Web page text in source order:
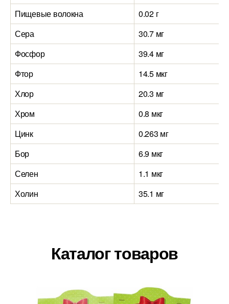
Пищевые волокна
0.02 г
Сера
30.7 мг
Фосфор
39.4 мг
Фтор
14.5 мкг
Хлор
20.3 мг
Хром
0.8 мкг
Цинк
0.263 мг
Бор
6.9 мкг
Селен
1.1 мкг
Холин
35.1 мг
Каталог товаров